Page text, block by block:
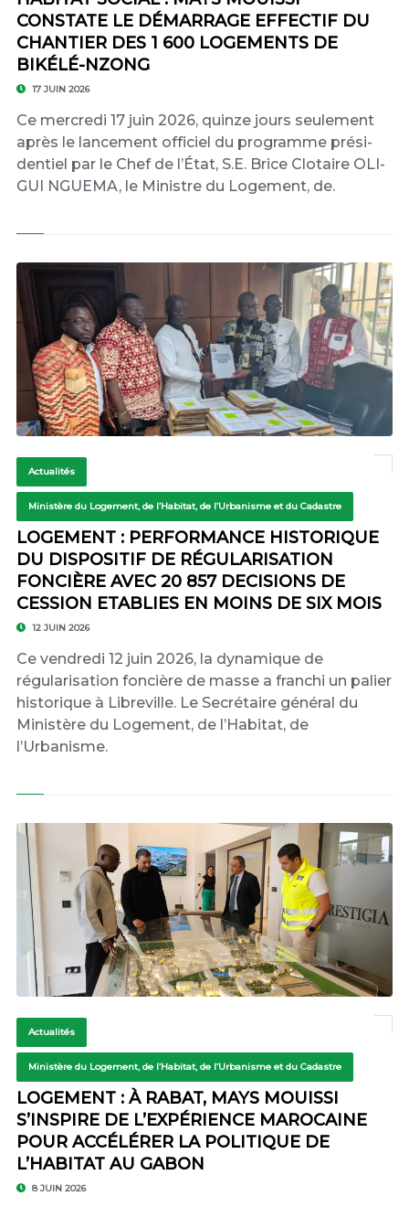
CONSTATE LE DÉMARRAGE EFFECTIF DU
CHANTIER DES 1 600 LOGEMENTS DE
BIKÉLÉ-NZONG
17 JUIN 2026
Ce mercredi 17 jui­n 2026, quin­ze jours se­ule­ment
après le lan­ce­ment of­fi­ciel du pro­gram­me pré­si­
den­tiel par le Chef de l’É­tat, S.E. Brice Clo­taire O­LI­
GUI N­GUE­MA, le Mi­nis­tre du Lo­ge­ment, de.
Actualités
Ministère du Logement, de l’Habitat, de l’Urbanisme et du Cadastre
LOGEMENT : PERFORMANCE HISTORIQUE
DU DISPOSITIF DE RÉGULARISATION
FONCIÈRE AVEC 20 857 DECISIONS DE
CESSION ETABLIES EN MOINS DE SIX MOIS
12 JUIN 2026
Ce vendredi 12 juin 2026, la dynamique de
régularisation foncière de masse a franchi un palier
historique à Libreville. Le Secrétaire général du
Ministère du Logement, de l’Habitat, de
l’Urbanisme.
Actualités
Ministère du Logement, de l’Habitat, de l’Urbanisme et du Cadastre
LOGEMENT : À RABAT, MAYS MOUISSI
S’INSPIRE DE L’EXPÉRIENCE MAROCAINE
POUR ACCÉLÉRER LA POLITIQUE DE
L’HABITAT AU GABON
8 JUIN 2026